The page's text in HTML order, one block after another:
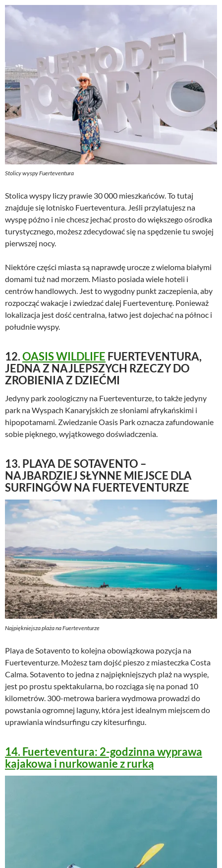
Stolicy wyspy Fuerteventura
Stolica wyspy liczy prawie 30 000 mieszkańców. To tutaj
znajduje się lotnisko Fuerteventura. Jeśli przylatujesz na
wyspę późno i nie chcesz jechać prosto do większego ośrodka
turystycznego, możesz zdecydować się na spędzenie tu swojej
pierwszej nocy.
Niektóre części miasta są naprawdę urocze z wieloma białymi
domami tuż nad morzem. Miasto posiada wiele hoteli i
centrów handlowych. Jest to wygodny punkt zaczepienia, aby
rozpocząć wakacje i zwiedzać dalej Fuerteventurę. Ponieważ
lokalizacja jest dość centralna, łatwo jest dojechać na północ i
południe wyspy.
12.OASIS WILDLIFE FUERTEVENTURA,
JEDNA Z NAJLEPSZYCH RZECZY DO
ZROBIENIA Z DZIEĆMI
Jedyny park zoologiczny na Fuerteventurze, to także jedyny
park na Wyspach Kanaryjskich ze słoniami afrykańskimi i
hipopotamami. Zwiedzanie Oasis Park oznacza zafundowanie
sobie pięknego, wyjątkowego doświadczenia.
13. PLAYA DE SOTAVENTO –
NAJBARDZIEJ SŁYNNE MIEJSCE DLA
SURFINGÓW NA FUERTEVENTURZE
Najpiękniejsza plaża na Fuerteventurze
Playa de Sotavento to kolejna obowiązkowa pozycja na
Fuerteventurze. Możesz tam dojść pieszo z miasteczka Costa
Calma. Sotavento to jedna z najpiękniejszych plaż na wyspie,
jest po prostu spektakularna, bo rozciąga się na ponad 10
kilometrów. 300-metrowa bariera wydmowa prowadzi do
powstania ogromnej laguny, która jest idealnym miejscem do
uprawiania windsurfingu czy kitesurfingu.
14. Fuerteventura: 2-godzinna wyprawa
kajakowa i nurkowanie z rurką